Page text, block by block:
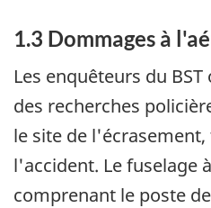
1.3 Dommages à
Les enquêteurs du
des recherches
le site de
l'accident. Le fuselage
comprenant le poste